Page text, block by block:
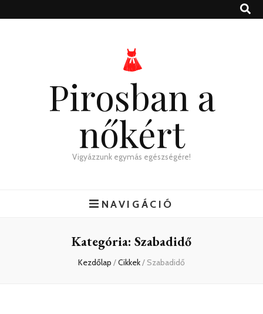
Pirosban a
nőkért
Vigyázzunk egymás egészségére!
NAVIGÁCIÓ
Kategória: Szabadidő
Kezdőlap /Cikkek/ Szabadidő